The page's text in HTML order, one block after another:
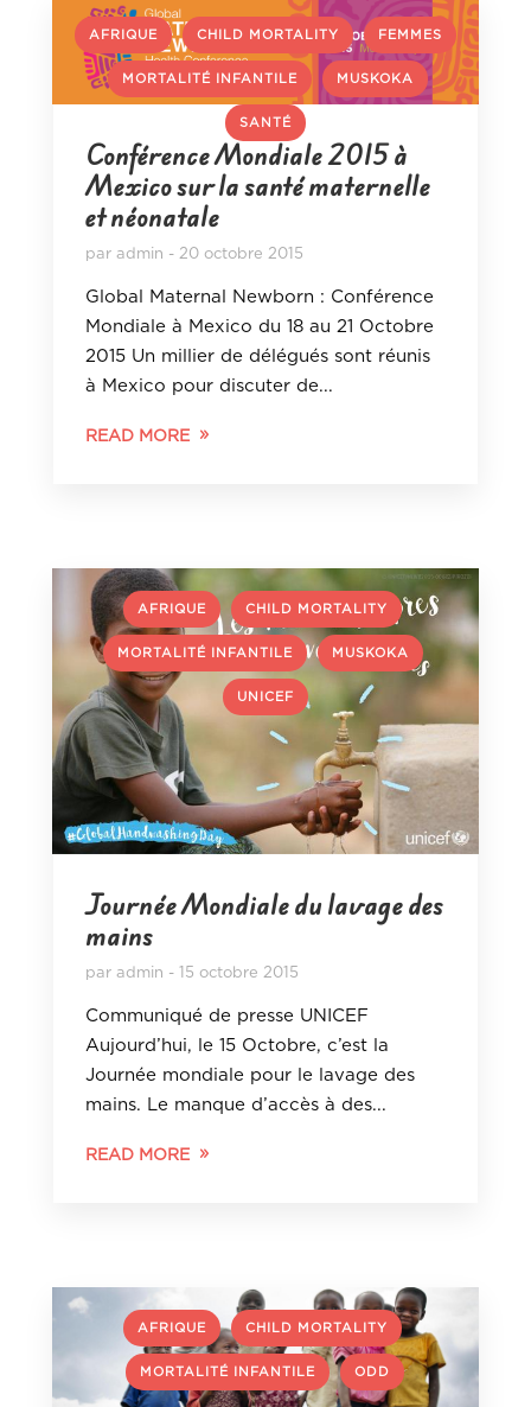
AFRIQUE , CHILD MORTALITY , FEMMES
, MORTALITÉ INFANTILE , MUSKOKA ,
SANTÉ
Conférence Mondiale 2015 à
Mexico sur la santé maternelle
et néonatale
par admin 20 octobre 2015
Global Maternal Newborn : Conférence
Mondiale à Mexico du 18 au 21 Octobre
2015 Un millier de délégués sont réunis
à Mexico pour discuter de...
READ MORE
AFRIQUE , CHILD MORTALITY ,
MORTALITÉ INFANTILE , MUSKOKA ,
UNICEF
Journée Mondiale du lavage des
mains
par admin 15 octobre 2015
Communiqué de presse UNICEF
Aujourd’hui, le 15 Octobre, c’est la
Journée mondiale pour le lavage des
mains. Le manque d’accès à des...
READ MORE
AFRIQUE , CHILD MORTALITY ,
MORTALITÉ INFANTILE , ODD